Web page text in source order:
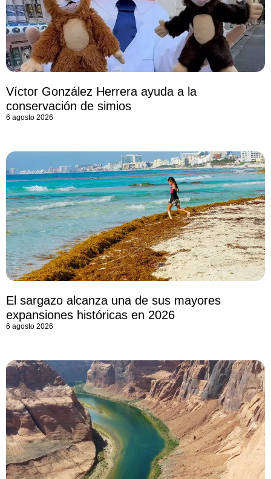
Víctor González Herrera ayuda a la
conservación de simios
6 agosto 2026
El sargazo alcanza una de sus mayores
expansiones históricas en 2026
6 agosto 2026